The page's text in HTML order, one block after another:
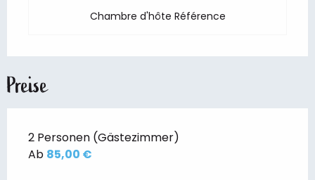
Chambre d'hôte Référence
Preise
2 Personen (Gästezimmer)
Ab 85,00 €